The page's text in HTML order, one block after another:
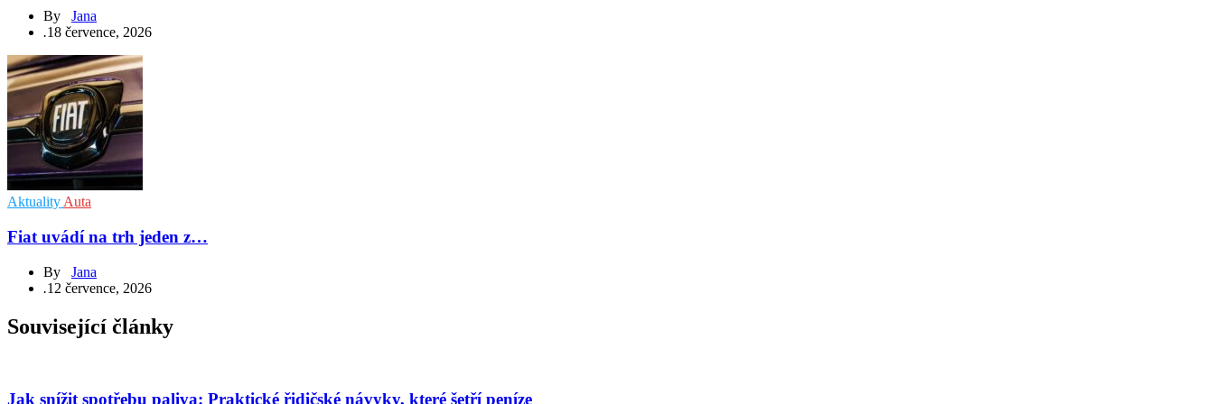
By Jana
.18 července, 2026
AktualityAuta
Fiat uvádí na trh jeden z…
By Jana
.12 července, 2026
Související články
Jak snížit spotřebu paliva: Praktické řidičské návyky, které šetří peníze